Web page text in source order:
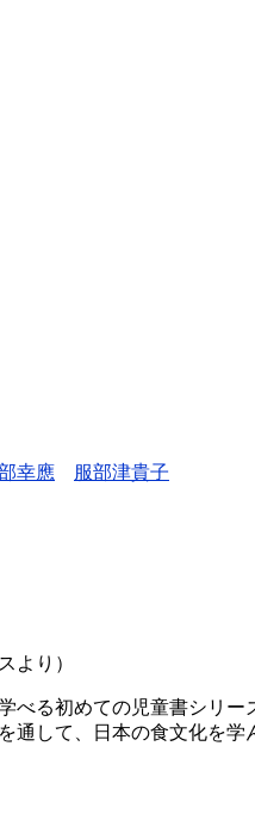
幸應
服部津貴子
より）
べる初めての児童書シリ
通して、日本の食文化を学